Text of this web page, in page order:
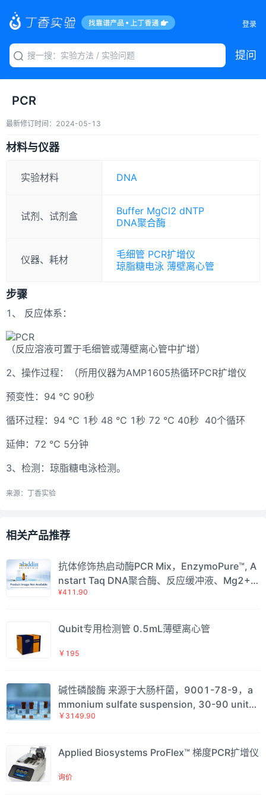
登录
提问
PCR
最新修订时间： 2024-05-13
材料与仪器
实验材料 DNA
试剂、试剂盒 Buffer MgCl2 dNTP
DNA聚合酶
仪器、耗材 毛细管 PCR扩增仪
琼脂糖电泳 薄壁离心管
步骤
1、 反应体系：
（反应溶液可置于毛细管或薄壁离心管中扩增）
2、操作过程：（所用仪器为AMP1605热循环PCR扩增仪
预变性：94 ℃ 90秒
循环过程：94 ℃ 1秒 48 ℃ 1秒 72 ℃ 40秒 40个循环
延伸：72 ℃ 5分钟
3、检测：琼脂糖电泳检测。
来源：丁香实验
相关产品推荐
抗体修饰热启动酶PCR Mix，EnzymoPure™, A
nstart Taq DNA聚合酶、反应缓冲液、Mg2+和
dNTP 预先混合的浓缩溶液，阿拉丁
¥411.90
Qubit专用检测管 0.5mL薄壁离心管
￥195
碱性磷酸酶 来源于大肠杆菌，9001-78-9，a
mmonium sulfate suspension, 30-90 units/
mg protein (modified Warburg-Christian, in
￥3149.90
Applied Biosystems ProFlex™ 梯度PCR扩增仪
询价